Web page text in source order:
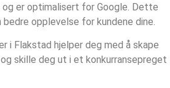
er optimalisert for Google. Dette
opplevelse for kundene dine.
i Flakstad hjelper deg med å skape
skille deg ut i et konkurransepreget